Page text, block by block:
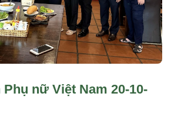
nữ Việt Nam 20-10-